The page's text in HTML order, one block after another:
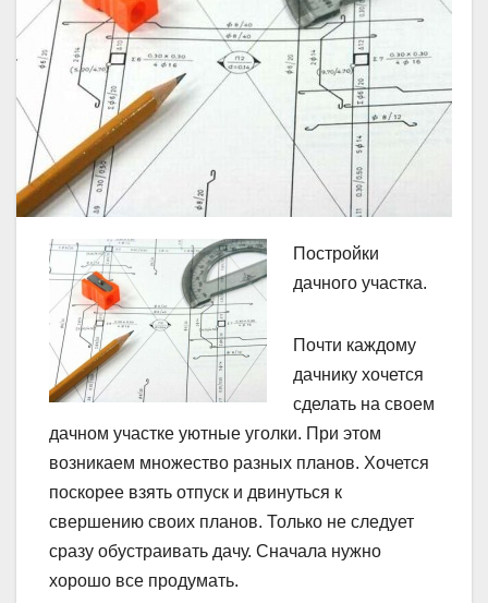
Постройки
дачного участка.
Почти каждому
дачнику хочется
сделать на своем
дачном участке уютные уголки. При этом
возникаем множество разных планов. Хочется
поскорее взять отпуск и двинуться к
свершению своих планов. Только не следует
сразу обустраивать дачу. Сначала нужно
хорошо все продумать.